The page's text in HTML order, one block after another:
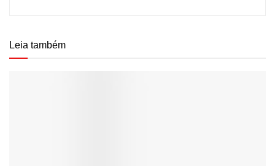
Leia também